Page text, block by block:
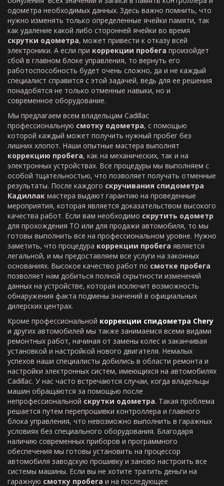
одометра необходимых данных. Здесь важно помнить, что
нужно изменять только определенные ячейки памяти, так
как удаление какой либо сторонней ячейки во время
скрутки одометра, может привести к отказу всей
электроники. А если при коррекции пробега произойдет
сбой в главном блоке управления, то вернуть его
работоспособность будет очень сложно, да и не каждый
специалист справится с этой задачей, ведь для ее решения
понадобятся не только отменные навыки, но и
современное оборудование.
Мы предлагаем всем владельцам Cadillac
профессиональную смотку одометра, с помощью
которой каждый может получить нужный пробег без
лишних хлопот. Наши опытные мастера выполнят
коррекцию пробега, как на механических, так и на
электронных устройствах. Все процедуры мы выполняем с
особой тщательностью, что позволяет получать отменные
результаты. После каждого скручивания спидометра
Кадиллак мастера выдают гарантию на проведенные
мероприятия, которая является доказательством высокого
качества работ. Если вам необходимо скрутить одометр
для прохождения ТО или для продажи автомобиля, то мы
готовы выполнить все на профессиональном уровне. Нужно
заметить, что процедура коррекции пробега является
легальной, и мы предоставляем все услуги на законных
основаниях. Высокое качество работ по смотке пробега
позволяет нам добиться полной скрытности изменений
данных на устройстве, которая исключит возможность
обнаружения факта подмены значений в официальных
дилерских центрах.
Кроме профессиональной коррекции спидометра Chery
и других автомобилей мы также занимаемся всеми видами
ремонтных работ, начиная от замены колес и заканчивая
установкой и настройкой нового двигателя. Немалых
успехов наши специалисты добились в области ремонта и
настройки электронных систем, имеющихся на автомобилях
Cadillac. У нас часто встречаются случаи, когда владельцы
машин обращаются за помощью после
непрофессиональной скрутки одометра. Такая проблема
решается путем перепрошивки контроллера и главного
блока управления, что невозможно выполнить в гаражных
условиях без специального оборудования. Благодаря
наличию современных приборов и программного
обеспечения мы готовы установить на процессор
автомобиля заводскую прошивку и заново настроить все
системы машины. Если вы не хотите тратить деньги на
гаражную смотку пробега и на последующее